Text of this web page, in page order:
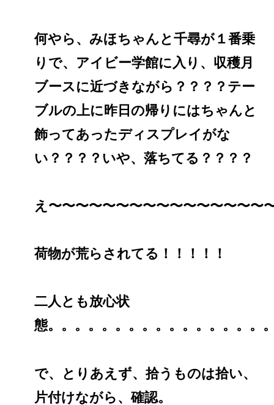
何やら、みほちゃんと千尋が１番乗
りで、アイビー学館に入り、収穫月
ブースに近づきながら？？？？テー
ブルの上に昨日の帰りにはちゃんと
飾ってあったディスプレイがな
い？？？？いや、落ちてる？？？？
え〜〜〜〜〜〜〜〜〜〜〜〜〜〜〜〜
荷物が荒らされてる！！！！！
二人とも放心状
態。。。。。。。。。。。。。。。。
で、とりあえず、拾うものは拾い、
片付けながら、確認。